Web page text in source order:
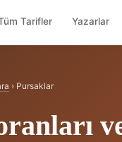
Tarifler Yazarlar
› Pursaklar